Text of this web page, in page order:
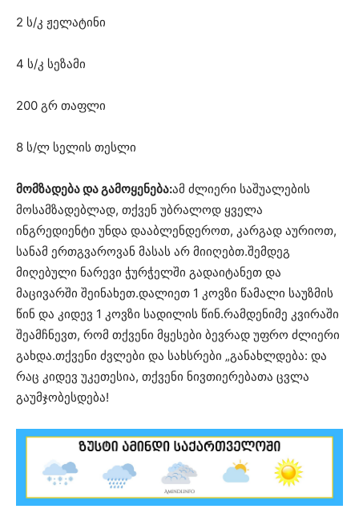
2 ს/კ ჟელატინი
4 ს/კ სეზამი
200 გრ თაფლი
8 ს/ლ სელის თესლი
მომზადება და გამოყენება:ამ ძლიერი საშუალების
მოსამზადებლად, თქვენ უბრალოდ ყველა
ინგრედიენტი უნდა დააბლენდეროთ, კარგად აურიოთ,
სანამ ერთგვაროვან მასას არ მიიღებთ.შემდეგ
მიღებული ნარევი ჭურჭელში გადაიტანეთ და
მაცივარში შეინახეთ.დალიეთ 1 კოვზი წამალი საუზმის
წინ და კიდევ 1 კოვზი სადილის წინ.რამდენიმე კვირაში
შეამჩნევთ, რომ თქვენი მყესები ბევრად უფრო ძლიერი
გახდა.თქვენი ძვლები და სახსრები „განახლდება: და
რაც კიდევ უკეთესია, თქვენი ნივთიერებათა ცვლა
გაუმჯობესდება!